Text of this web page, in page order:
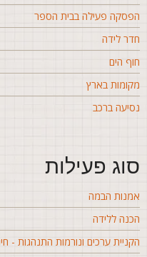
פעילה בבית הספר
לידה
הים
בארץ
ברכב
פעילות
הבמה
ללידה
ערכים ונורמות התנהגות - חינוך